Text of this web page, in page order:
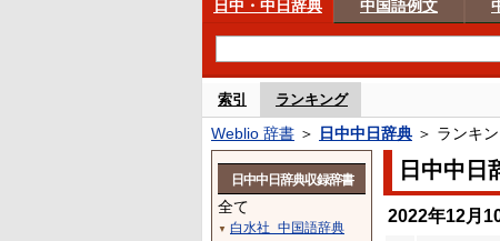
日中・中日辞典 中国語例文
索引 ランキング
Weblio 辞書 ＞ 日中中日辞典 ＞ ランキ
日中中日
2022年12月
日中中日辞典収録辞書
全て
▼ 白水社 中国語辞典